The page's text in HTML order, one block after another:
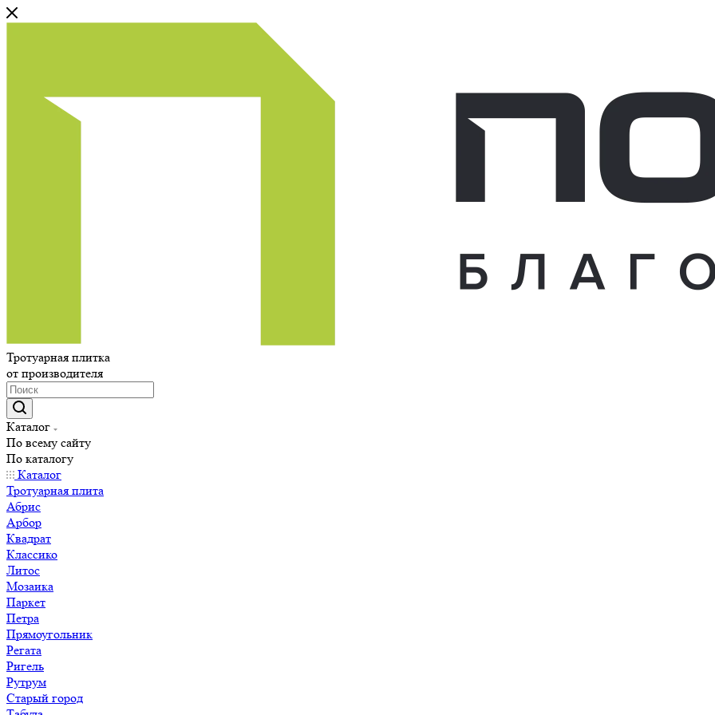
Тротуарная плитка
от производителя
Каталог
По всему сайту
По каталогу
Каталог
Тротуарная плита
Абрис
Арбор
Квадрат
Классико
Литос
Мозаика
Паркет
Петра
Прямоугольник
Регата
Ригель
Рутрум
Старый город